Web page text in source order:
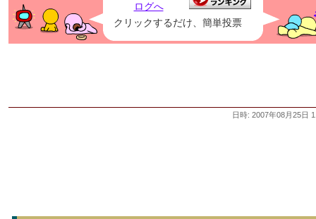
クリックするだけ、簡単投票
日時: 2007年08月25日